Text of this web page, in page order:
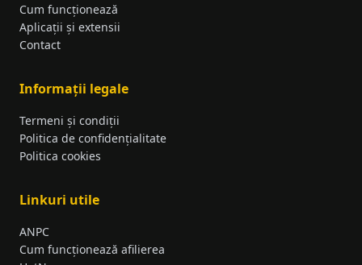
Cum funcționează
Aplicații și extensii
Contact
Informații legale
Termeni și condiții
Politica de confidențialitate
Politica cookies
Linkuri utile
ANPC
Cum funcționează afilierea